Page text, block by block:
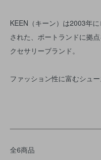
KEEN（キーン）は2003年
された、ポートランドに拠
クセサリーブランド。
ファッション性に富むシュ
全6商品